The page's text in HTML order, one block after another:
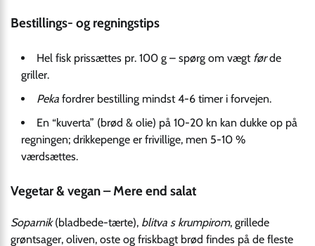
Bestillings- og regningstips
Hel fisk prissættes pr. 100 g – spørg om vægt førde
griller.
Peka fordrer bestilling mindst 4-6 timer i forvejen.
En “kuverta” (brød & olie) på 10-20 kn kan dukke op på
regningen; drikkepenge er frivillige, men 5-10 %
værdsættes.
Vegetar & vegan – Mere end salat
Soparnik(bladbede-tærte), blitva s krumpirom, grillede
grøntsager, oliven, oste og friskbagt brød findes på de fleste